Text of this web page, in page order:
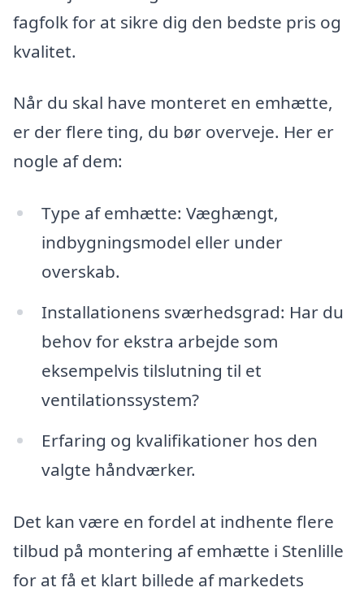
fagfolk for at sikre dig den bedste pris og
kvalitet.
Når du skal have monteret en emhætte,
er der flere ting, du bør overveje. Her er
nogle af dem:
Type af emhætte: Væghængt,
indbygningsmodel eller under
overskab.
Installationens sværhedsgrad: Har du
behov for ekstra arbejde som
eksempelvis tilslutning til et
ventilationssystem?
Erfaring og kvalifikationer hos den
valgte håndværker.
Det kan være en fordel at indhente flere
tilbud på montering af emhætte i Stenlille
for at få et klart billede af markedets